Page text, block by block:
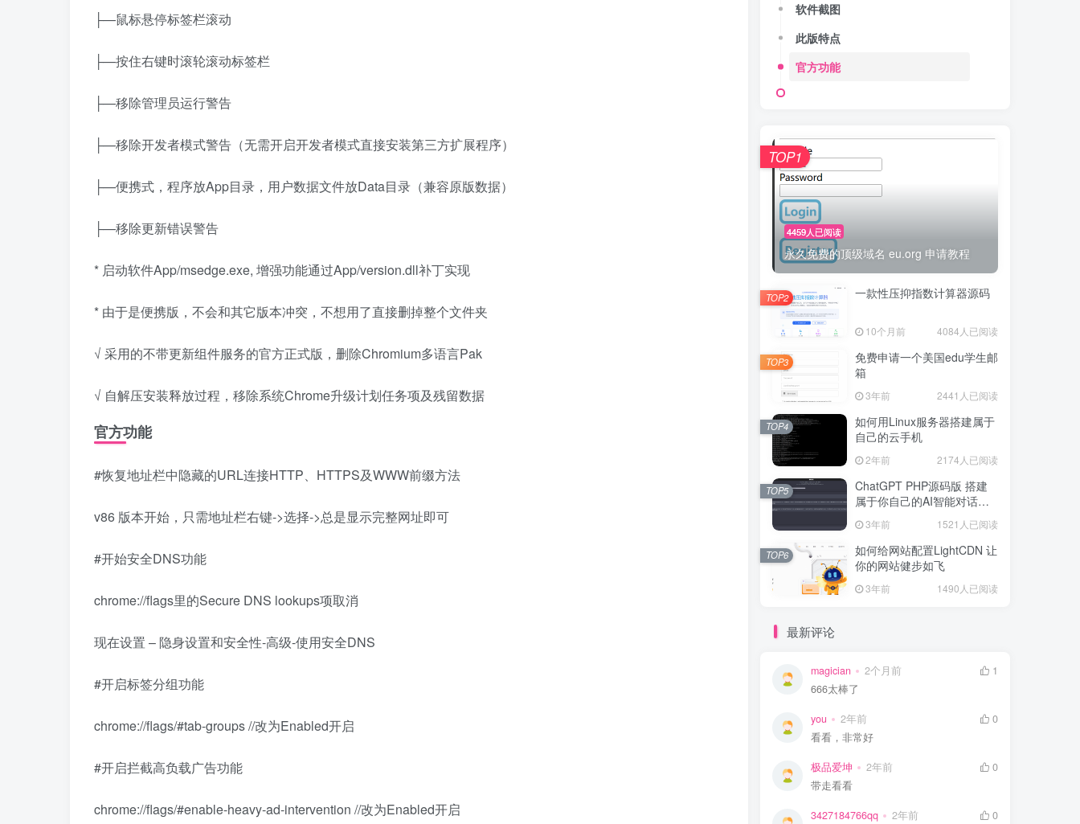
├—鼠标悬停标签栏滚动
├—按住右键时滚轮滚动标签栏
├—移除管理员运行警告
├—移除开发者模式警告（无需开启开发者模式直接安装第三方扩展程序）
├—便携式，程序放App目录，用户数据文件放Data目录（兼容原版数据）
├—移除更新错误警告
* 启动软件App/msedge.exe, 增强功能通过App/version.dll补丁实现
* 由于是便携版，不会和其它版本冲突，不想用了直接删掉整个文件夹
√ 采用的不带更新组件服务的官方正式版，删除Chromium多语言Pak
√ 自解压安装释放过程，移除系统Chrome升级计划任务项及残留数据
官方功能
#恢复地址栏中隐藏的URL连接HTTP、HTTPS及WWW前缀方法
v86 版本开始，只需地址栏右键->选择->总是显示完整网址即可
#开始安全DNS功能
chrome://flags里的Secure DNS lookups项取消
现在设置 – 隐身设置和安全性-高级-使用安全DNS
#开启标签分组功能
chrome://flags/#tab-groups //改为Enabled开启
#开启拦截高负载广告功能
chrome://flags/#enable-heavy-ad-intervention //改为Enabled开启
软件截图
此版特点
官方功能
4459人已阅读
永久免费的顶级域名 eu.org 申请教程
TOP1
一款性压抑指数计算器源码
10个月前 4084人已阅读
TOP2
免费申请一个美国edu学生邮
箱
3年前 2441人已阅读
TOP3
如何用Linux服务器搭建属于
自己的云手机
2年前 2174人已阅读
TOP4
ChatGPT PHP源码版 搭建
属于你自己的AI智能对话网
3年前 1521人已阅读
TOP5
如何给网站配置LightCDN 让
你的网站健步如飞
3年前 1490人已阅读
TOP6
最新评论
magician 2个月前
1
666太棒了
you 2年前
0
看看，非常好
极品爱坤 2年前
0
带走看看
3427184766qq 2年前 0